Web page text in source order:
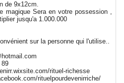
de 9x12cm.
magique Sera en votre possession ,
jusqu'a 1.000.000
sur la personne qui l'utilise..
89
rituel-richesse
rituelpourdevenirriche/